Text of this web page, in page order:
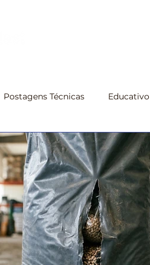
Postagens Técnicas Educativo